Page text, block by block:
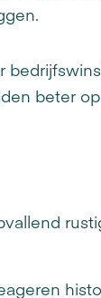
beter